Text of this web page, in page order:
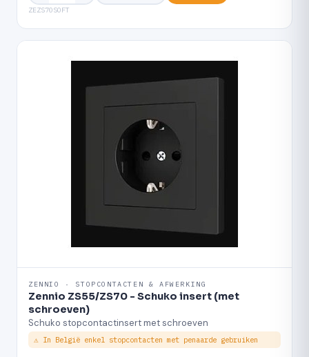
ZEZS70SOFT
ZENNIO · STOPCONTACTEN & AFWERKING
Zennio ZS55/ZS70 - Schuko insert (met
schroeven)
Schuko stopcontactinsert met schroeven
⚠ In België enkel stopcontacten met penaarde gebruiken